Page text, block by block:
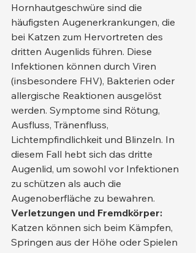
Hornhautgeschwüre sind die
häufigsten Augenerkrankungen, die
bei Katzen zum Hervortreten des
dritten Augenlids führen. Diese
Infektionen können durch Viren
(insbesondere FHV), Bakterien oder
allergische Reaktionen ausgelöst
werden. Symptome sind Rötung,
Ausfluss, Tränenfluss,
Lichtempfindlichkeit und Blinzeln. In
diesem Fall hebt sich das dritte
Augenlid, um sowohl vor Infektionen
zu schützen als auch die
Augenoberfläche zu bewahren.
Verletzungen und Fremdkörper:
Katzen können sich beim Kämpfen,
Springen aus der Höhe oder Spielen